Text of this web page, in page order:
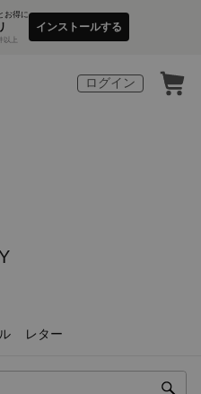
お得に
以上
インストールする
ログイン
レター